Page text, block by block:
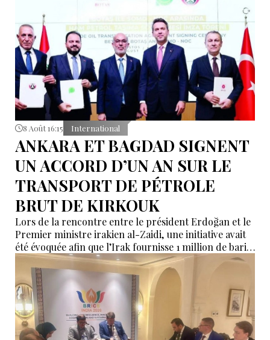
8 Août 16:15 International
ANKARA ET BAGDAD SIGNENT
UN ACCORD D’UN AN SUR LE
TRANSPORT DE PÉTROLE
BRUT DE KIRKOUK
Lors de la rencontre entre le président Erdoğan et le
Premier ministre irakien al-Zaidi, une initiative avait
été évoquée afin que l’Irak fournisse 1 million de barils
de pétrole brut nécessaires aux raffineries turques.